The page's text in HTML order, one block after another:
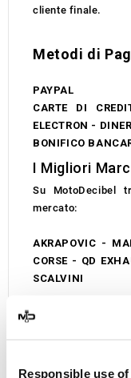
Responsible use
cliente finale.
Metodi di
PAYPAL
CARTE DI
ELECTRON -
BONIFICO
I Migliori
Su MotoDecibel
mercato:
AKRAPOVIC -
CORSE - QD
SCALVINI
Testimonial
Scopri sulla